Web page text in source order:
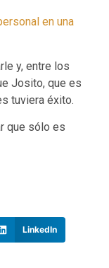
en una
y, entre los
Josito, que es
tuviera éxito.
que sólo es
LinkedIn